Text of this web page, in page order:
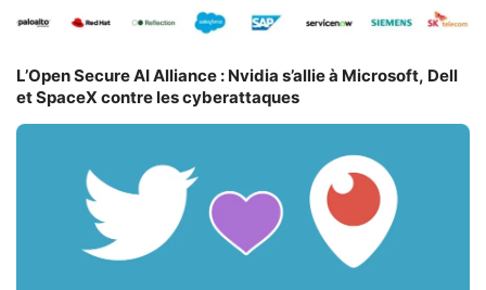
L’Open Secure AI Alliance : Nvidia s’allie à Microsoft, Dell
et SpaceX contre les cyberattaques